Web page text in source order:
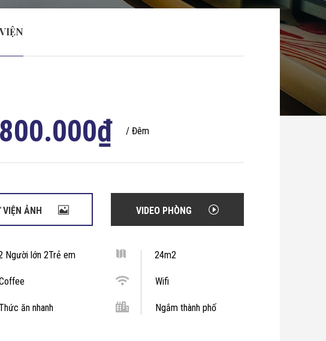
800.000₫ / Đêm
ẢNH VIDEO PHÒNG
Người lớn 2Trẻ em 24m2
Wifi
ăn nhanh Ngắm thành phố